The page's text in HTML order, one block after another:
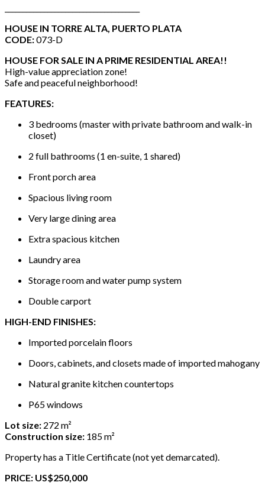
HOUSE IN TORRE ALTA, PUERTO PLATA
CODE:073-D
HOUSE FOR SALE IN A PRIME RESIDENTIAL AREA!!
High-value appreciation zone!
Safe and peaceful neighborhood!
FEATURES:
3 bedrooms (master with private bathroom and walk-in
closet)
2 full bathrooms (1 en-suite, 1 shared)
Front porch area
Spacious living room
Very large dining area
Extra spacious kitchen
Laundry area
Storage room and water pump system
Double carport
HIGH-END FINISHES:
Imported porcelain floors
Doors, cabinets, and closets made of imported mahogany
Natural granite kitchen countertops
P65 windows
Lot size: 272 m²
Construction size: 185 m²
Property has a Title Certificate (not yet demarcated).
PRICE: US$250,000